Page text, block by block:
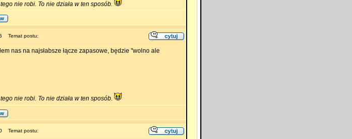
nie robi. To nie działa w ten sposób.
Temat postu:
nas na najsłabsze łącze zapasowe, będzie "wolno ale
nie robi. To nie działa w ten sposób.
Temat postu: